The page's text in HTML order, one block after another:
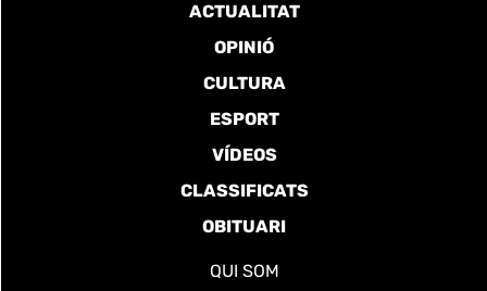
ACTUALITAT
OPINIÓ
CULTURA
ESPORT
VÍDEOS
CLASSIFICATS
OBITUARI
QUI SOM